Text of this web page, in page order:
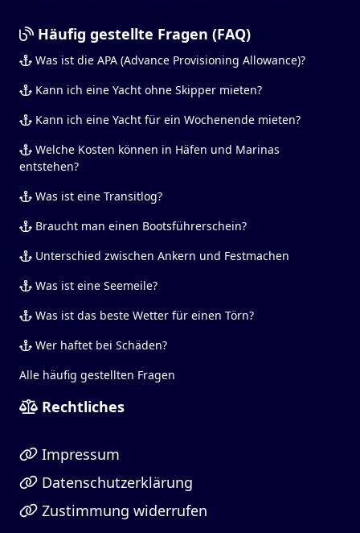
Häufig gestellte Fragen (FAQ)
Was ist die APA (Advance Provisioning Allowance)?
Kann ich eine Yacht ohne Skipper mieten?
Kann ich eine Yacht für ein Wochenende mieten?
Welche Kosten können in Häfen und Marinas
entstehen?
Was ist eine Transitlog?
Braucht man einen Bootsführerschein?
Unterschied zwischen Ankern und Festmachen
Was ist eine Seemeile?
Was ist das beste Wetter für einen Törn?
Wer haftet bei Schäden?
Alle häufig gestellten Fragen
Rechtliches
Impressum
Datenschutzerklärung
Zustimmung widerrufen